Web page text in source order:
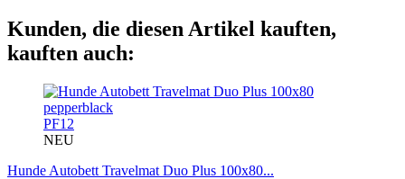
Kunden, die diesen Artikel kauften,
kauften auch:
PF12
NEU
Hunde Autobett Travelmat Duo Plus 100x80...